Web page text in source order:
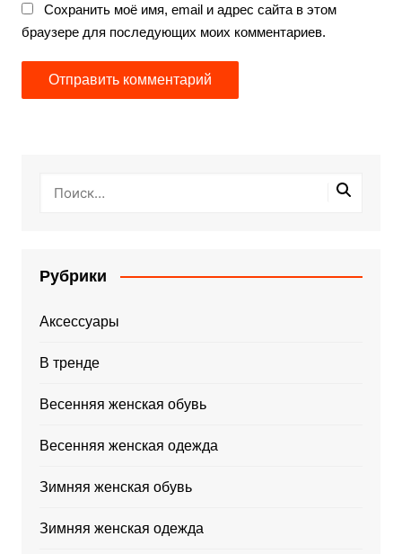
Сохранить моё имя, email и адрес сайта в этом
браузере для последующих моих комментариев.
Рубрики
Аксессуары
В тренде
Весенняя женская обувь
Весенняя женская одежда
Зимняя женская обувь
Зимняя женская одежда